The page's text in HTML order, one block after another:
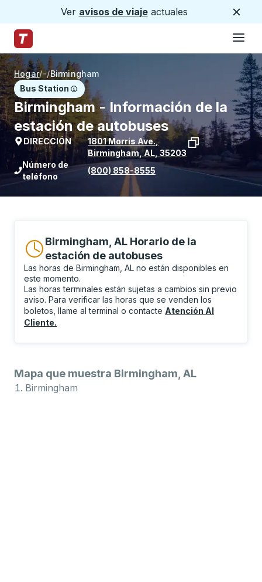
Ver avisos de viajeactuales
Página de inicio de Trailways
Hogar/ /Birmingham
Bus Station
Birmingham - Información de la
estación de autobuses
DIRECCIÓN 1801 Morris Ave.,
Birmingham ,AL 35203
Ver la ubicación de la parada en
Número de
teléfono
(800) 858-8555
Birmingham, AL Horario de la
estación de autobuses
Las horas de Birmingham, AL no están disponibles en
este momento.
Las horas terminales están sujetas a cambios sin previo
aviso. Para verificar las horas que se venden los
boletos, llame al terminal o contacte Atención Al
Cliente.
Mapa que muestra Birmingham, AL
Birmingham